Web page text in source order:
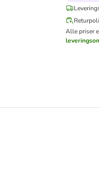
Alle priser